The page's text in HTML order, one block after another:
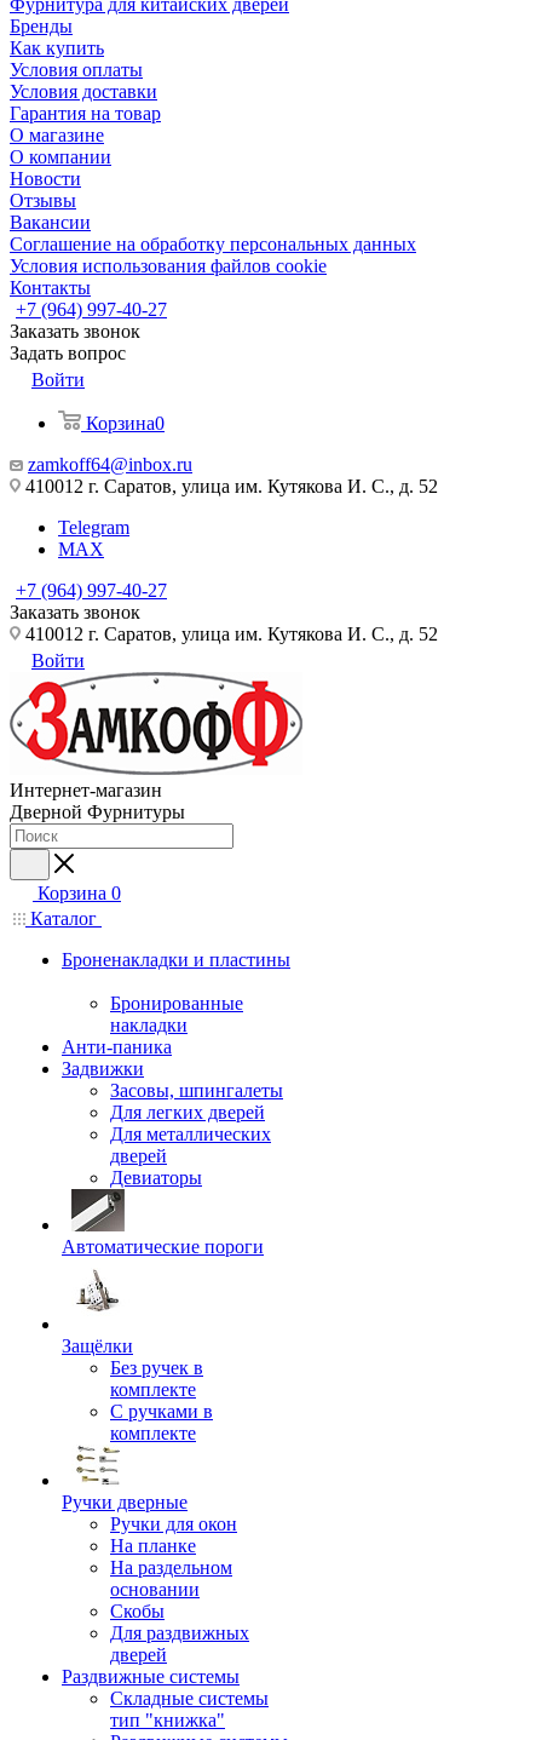
Фурнитура для китайских дверей
Бренды
Как купить
Условия оплаты
Условия доставки
Гарантия на товар
О магазине
О компании
Новости
Отзывы
Вакансии
Соглашение на обработку персональных данных
Условия использования файлов cookie
Контакты
+7 (964) 997-40-27
Заказать звонок
Задать вопрос
Войти
Корзина0
zamkoff64@inbox.ru
410012 г. Саратов, улица им. Кутякова И. С., д. 52
Telegram
MAX
+7 (964) 997-40-27
Заказать звонок
410012 г. Саратов, улица им. Кутякова И. С., д. 52
Войти
Интернет-магазин
Дверной Фурнитуры
Корзина 0
Каталог
Броненакладки и пластины
Бронированные
накладки
Анти-паника
Задвижки
Засовы, шпингалеты
Для легких дверей
Для металлических
дверей
Девиаторы
Автоматические пороги
Защёлки
Без ручек в
комплекте
С ручками в
комплекте
Ручки дверные
Ручки для окон
На планке
На раздельном
основании
Скобы
Для раздвижных
дверей
Раздвижные системы
Складные системы
тип "книжка"